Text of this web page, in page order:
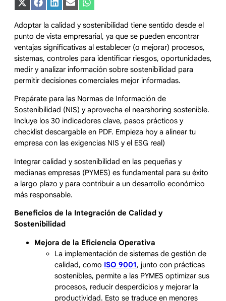
Compartir
en
(Twitter)
Compartir
en
Compartir
en
Compartir
en
Compartir
en
Adoptar la calidad y sostenibilidad tiene sentido desde el
punto de vista empresarial, ya que se pueden encontrar
ventajas significativas al establecer (o mejorar) procesos,
sistemas, controles para identificar riesgos, oportunidades,
medir y analizar información sobre sostenibilidad para
permitir decisiones comerciales mejor informadas.
Prepárate para las Normas de Información de
Sostenibilidad (NIS) y aprovecha el nearshoring sostenible.
Incluye los 30 indicadores clave, pasos prácticos y
checklist descargable en PDF. Empieza hoy a alinear tu
empresa con las exigencias NIS y el ESG real)
Integrar calidad y sostenibilidad en las pequeñas y
medianas empresas (PYMES) es fundamental para su éxito
a largo plazo y para contribuir a un desarrollo económico
más responsable.
Beneficios de la Integración de Calidad y
Sostenibilidad
Mejora de la Eficiencia Operativa
La implementación de sistemas de gestión de
calidad, como ISO 9001, junto con prácticas
sostenibles, permite a las PYMES optimizar sus
procesos, reducir desperdicios y mejorar la
productividad. Esto se traduce en menores